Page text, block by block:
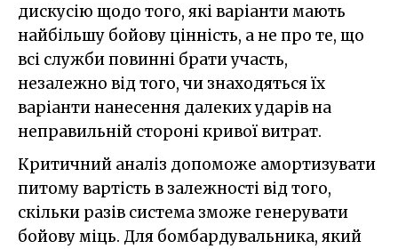
дискусію щодо того, які варіанти мають
найбільшу бойову цінність, а не про те, що
всі служби повинні брати участь,
незалежно від того, чи знаходяться їх
варіанти нанесення далеких ударів на
неправильній стороні кривої витрат.
Критичний аналіз допоможе амортизувати
питому вартість в залежності від того,
скільки разів система зможе генерувати
бойову міць. Для бомбардувальника, який